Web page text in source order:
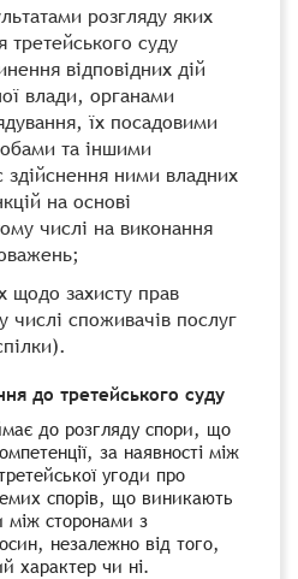
розгляду яких
третейського суду
відповідних дій
влади, органами
їх посадовими
та іншими
здійснення ними владних
на основі
числі на виконання
щодо захисту прав
числі споживачів послуг
до третейського суду
до розгляду спори, що
за наявності між
угоди про
спорів, що виникають
між сторонами з
незалежно від того,
характер чи ні.